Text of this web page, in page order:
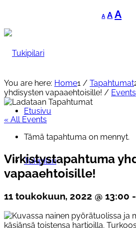
A
Decrease
font
A Reset
font
A
Etusivu
Tukipilari
You are here: Home1 / Tapahtumat
yhdisysten vapaaehtoisille! / Events
« All Events
Tämä tapahtuma on mennyt.
Virkistystapahtuma
vapaaehtoisille!
11 toukokuun, 2022 @ 13:00 -